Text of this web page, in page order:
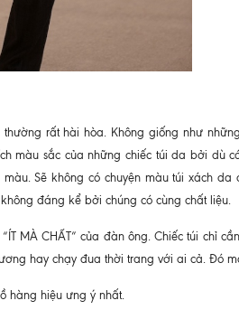
rất hài hòa. Không giống như
màu sắc của những chiếc túi da bởi dù
Sẽ không có chuyện màu túi xách da
đáng kể bởi chúng có cùng chất liệu.
MÀ CHẤT” của đàn ông. Chiếc túi chỉ
hay chạy đua thời trang với ai cả. Đó
hàng hiệu ưng ý nhất.